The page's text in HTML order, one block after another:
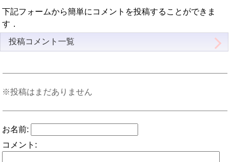
下記フォームから簡単にコメントを投稿することができま
す．
投稿コメント一覧
※投稿はまだありません
お名前:
コメント: